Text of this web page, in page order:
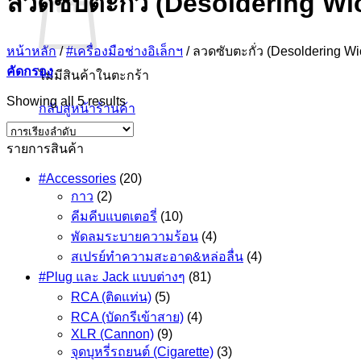
ไม่มีสินค้าในตะกร้า
กลับสู่หน้าร้านค้า
หน้าหลัก / #เครื่องมือช่างอิเล็กฯ /ลวดซับตะกั่ว (Desoldering
คัดกรอง
Showing all 5 results
รายการสินค้า
#Accessories (20)
กาว (2)
คีมคีบแบตเตอรี่ (10)
พัดลมระบายความร้อน (4)
สเปรย์ทำความสะอาด&หล่อลื่น (4)
#Plug และ Jack แบบต่างๆ (81)
RCA (ติดแท่น) (5)
RCA (บัดกรีเข้าสาย) (4)
XLR (Cannon) (9)
จุดบุหรี่รถยนต์ (Cigarette) (3)